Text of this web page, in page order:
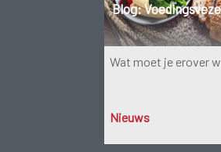
Blog:
Wat moet je erover
Nieuws